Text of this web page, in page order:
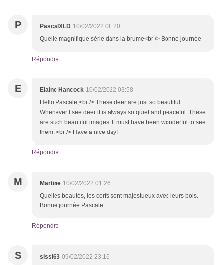
P PascalXLD 10/02/2022 08:20
Quelle magnifique série dans la brume<br /> Bonne journée
Répondre
E Elaine Hancock 10/02/2022 03:58
Hello Pascale,<br /> These deer are just so beautiful.
Whenever I see deer it is always so quiet and peaceful. These
are such beautiful images. It must have been wonderful to see
them. <br /> Have a nice day!
Répondre
M Martine 10/02/2022 01:26
Quelles beautés, les cerfs sont majestueux avec leurs bois.
Bonne journée Pascale.
Répondre
S sissi63 09/02/2022 23:16